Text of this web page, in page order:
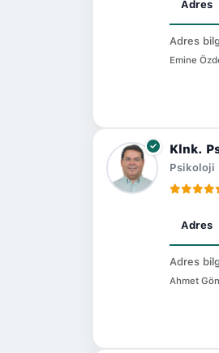
Adres
Adres
Emine
Klnk.
Psikoloji
Adres
Adres
Ahmet